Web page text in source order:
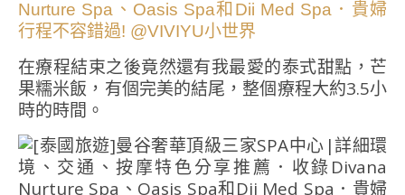
在療程結束之後竟然還有我最愛的泰式甜點，芒
果糯米飯，有個完美的結尾，整個療程大約3.5小
時的時間。